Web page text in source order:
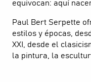
equivocan: aquí
Paul Bert Serpette
estilos y épocas,
XXI, desde el
la pintura, la